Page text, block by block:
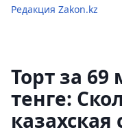
Редакция Zakon.kz
Торт за
тенге:
казахская